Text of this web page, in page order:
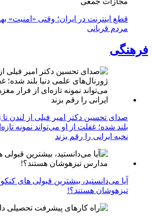
قطع اینترنت در ایران؛ وقتی «امنیت»
مردم قربانی
فرهنگی
صدای تحسین دکتر امیر فیلی از لندن تا
بلند شده؛ غفلت از او می‌تواند نمونه
نخبه ایرانی را رقم بزند
آیا می‌دانستید، بیشترین قبولی های
تیزهوشان هستند؟!